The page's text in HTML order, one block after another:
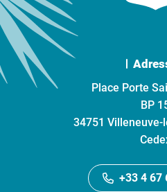
Place Porte
BP
34751 Villeneuve-
+33 4 67